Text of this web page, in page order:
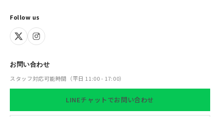
Follow us
お問い合わせ
スタッフ対応可能時間（平日 11:00 - 17:00）
LINEチャットでお問い合わせ